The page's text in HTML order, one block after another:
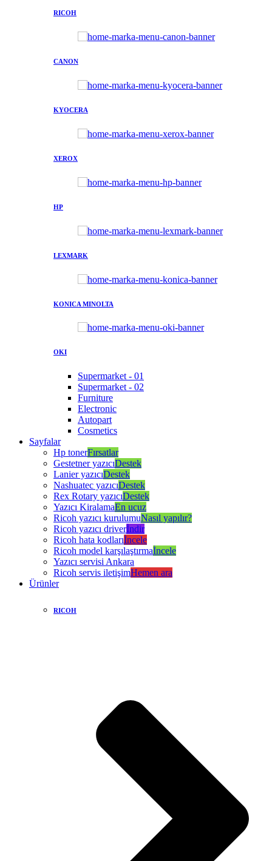
RICOH
CANON
KYOCERA
XEROX
HP
LEXMARK
KONICA MINOLTA
OKI
Supermarket - 01
Supermarket - 02
Furniture
Electronic
Autopart
Cosmetics
Sayfalar
Hp tonerFırsatlar
Gestetner yazıcıDestek
Lanier yazıcıDestek
Nashuatec yazıcıDestek
Rex Rotary yazıcıDestek
Yazıcı KiralamaEn ucuz
Ricoh yazıcı kurulumuNasıl yapılır?
Ricoh yazıcı driverİndir
Ricoh hata kodlarıİncele
Ricoh model karşılaştırmaİncele
Yazıcı servisi Ankara
Ricoh servis iletişimHemen ara
Ürünler
RICOH